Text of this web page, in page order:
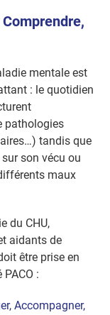
mentale est
: le quotidien
pathologies
tandis que
son vécu ou
maux
du CHU,
aidants de
être prise en
:
Accompagner,